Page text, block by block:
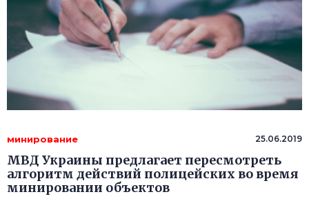
минирование 25.06.2019
МВД Украины предлагает пересмотреть
алгоритм действий полицейских во время
минировании объектов